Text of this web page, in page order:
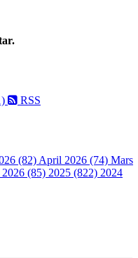
RSS
(82) April 2026 (74) Mars
2026 (85) 2025 (822) 2024